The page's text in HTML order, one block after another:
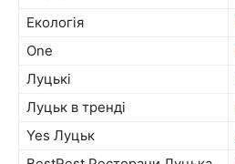
Екологія
One
Луцькі
Луцьк в тренді
Yes Луцьк